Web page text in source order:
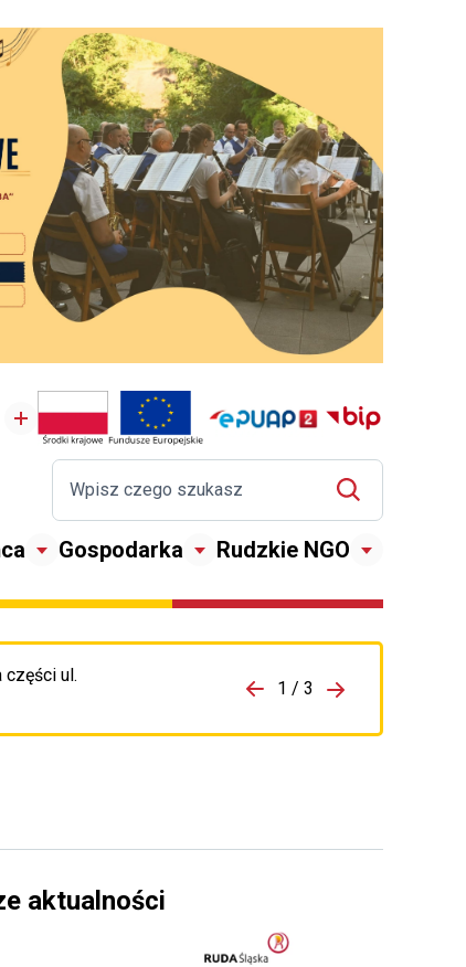
Gospodarka Rudzkie NGO
części ul.
do porzpedniego komunikatu 1 / 3
Przejdź do
aktualności